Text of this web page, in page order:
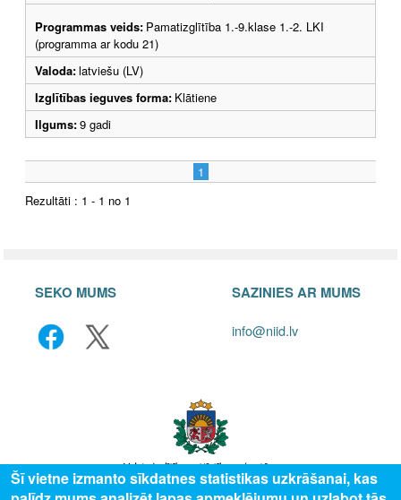
Programmas veids: Pamatizglītība 1.-9.klase 1.-2. LKI
(programma ar kodu 21)
Valoda:latviešu (LV)
Izglītības ieguves forma: Klātiene
Ilgums:9 gadi
1
Rezultāti : 1 - 1 no 1
SEKO MUMS SAZINIES AR MUMS
info@niid.lv
Šī vietne izmanto sīkdatnes statistikas uzkrāšanai, kas